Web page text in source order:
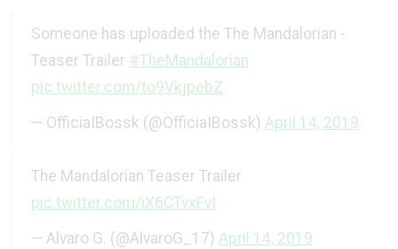
Someone has uploaded the The Mandalorian -
Teaser Trailer #TheMandalorian
pic.twitter.com/to9VkjpebZ
— OfficiaIBossk (@OfficiaIBossk) April 14, 2019
The Mandalorian Teaser Trailer
pic.twitter.com/iX6CTvxFvI
— Alvaro G. (@AlvaroG_17) April 14, 2019